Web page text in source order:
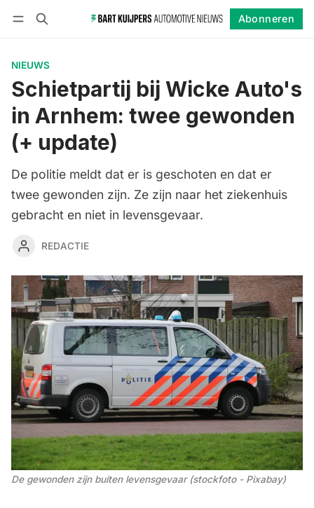
Abonneren
NIEUWS
Schietpartij bij Wicke Auto's
in Arnhem: twee gewonden
(+ update)
De politie meldt dat er is geschoten en dat er
twee gewonden zijn. Ze zijn naar het ziekenhuis
gebracht en niet in levensgevaar.
REDACTIE
De gewonden zijn buiten levensgevaar (stockfoto - Pixabay)